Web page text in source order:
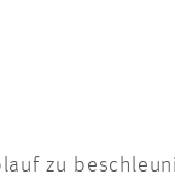
zu